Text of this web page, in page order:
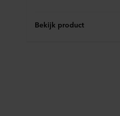
Bekijk product